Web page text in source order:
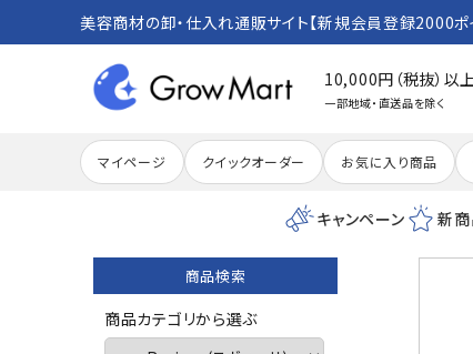
美容商材の卸・仕入れ通販サイト【新規会員登録2000ポ
10,000円（税抜）以
一部地域・直送品を除く
マイページ クイックオーダー お気に入り商品
キャンペーン 新
search
商品検索
商品カテゴリから選ぶ